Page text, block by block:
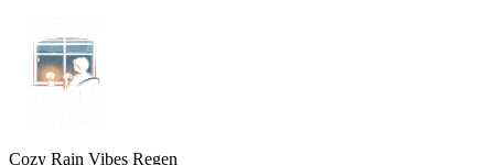
Cozy Rain Vibes Regen